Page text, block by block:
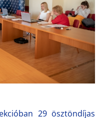
29 ösztöndíjas